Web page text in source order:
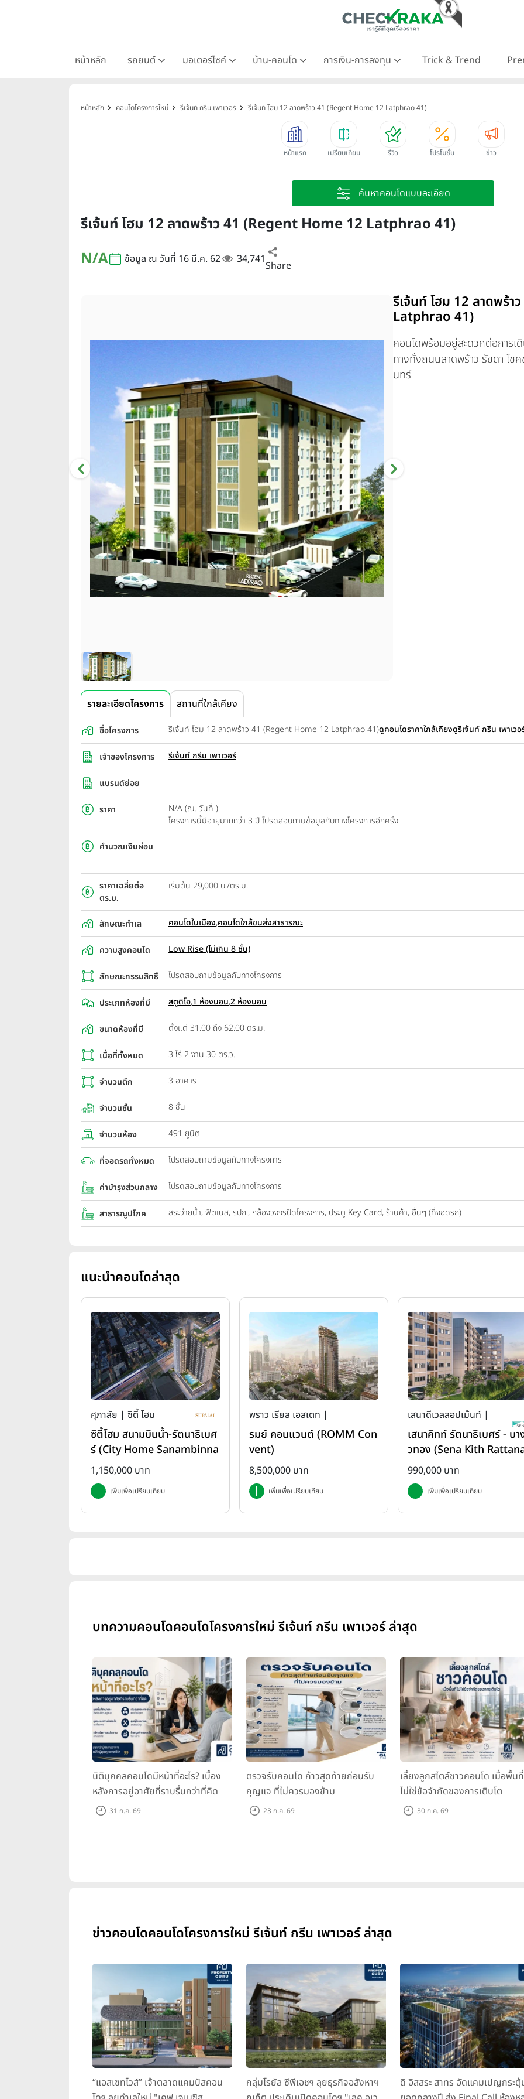
หน้าหลัก รถยนต์ มอเตอร์ไซค์ บ้าน-คอนโด การเงิน-การลงทุน Trick & Trend
หน้าหลัก คอนโดโครงการใหม่ รีเจ้นท์ กรีน เพาเวอร์ รีเจ้นท์ โฮม 12 ลาดพร้าว 41 (Regent Home 12 Latphrao 41)
หน้าแรก เปรียบเทียบ รีวิว โปรโมชั่น ข่าว
ค้นหาคอนโดแบบละเอียด
รีเจ้นท์ โฮม 12 ลาดพร้าว 41 (Regent Home 12 Latphrao 41)
N/A
ข้อมูล ณ วันที่ 16 มี.ค. 62 34,741Share
รีเจ้นท์ โฮม 12 ลาดพร้
Latphrao 41)
คอนโดพร้อมอยู่สะดวกต่อการเ
ทางทั้งถนนลาดพร้าว รัชดา โช
นทร์
รายละเอียดโครงการ สถานที่ใกล้เคียง
ชื่อโครงการ รีเจ้นท์ โฮม 12 ลาดพร้าว 41 (Regent Home 12 Latphrao 41)ดูคอนโดราคาใกล้เคียงดูรีเจ้นท์ กรีน เพาเว
เจ้าของโครงการ รีเจ้นท์ กรีน เพาเวอร์
แบรนด์ย่อย
ราคา
N/A (ณ. วันที่ )
โครงการนี้มีอายุมากกว่า 3 ปี โปรดสอบถามข้อมูลกับทางโครงการอีกครั้ง
คำนวณเงินผ่อน
ราคาเฉลี่ยต่อ
ตร.ม.
เริ่มต้น 29,000 บ./ตร.ม.
ลักษณะทำเล คอนโดในเมือง,คอนโดใกล้ขนส่งสาธารณะ
ความสูงคอนโด Low Rise (ไม่เกิน 8 ชั้น)
ลักษณะกรรมสิทธิ์ โปรดสอบถามข้อมูลกับทางโครงการ
ประเภทห้องที่มี สตูดิโอ,1 ห้องนอน,2 ห้องนอน
ขนาดห้องที่มี ตั้งแต่ 31.00 ถึง 62.00 ตร.ม.
เนื้อที่ทั้งหมด 3 ไร่ 2 งาน 30 ตร.ว.
จำนวนตึก 3 อาคาร
จำนวนชั้น 8 ชั้น
จำนวนห้อง 491 ยูนิต
ที่จอดรถทั้งหมด โปรดสอบถามข้อมูลกับทางโครงการ
ค่าบำรุงส่วนกลาง โปรดสอบถามข้อมูลกับทางโครงการ
สาธารณูปโภค สระว่ายน้ำ, ฟิตเนส, รปภ., กล้องวงจรปิดโครงการ, ประตู Key Card, ร้านค้า, อื่นๆ (ที่จอดรถ)
แนะนำคอนโดล่าสุด
ศุภาลัย | ซิตี้ โฮม
ซิตี้โฮม สนามบินน้ำ-รัตนาธิเบศ
ร์ (City Home Sanambinna
m-Rattanathibet)
1,150,000 บาท
เพิ่มเพื่อเปรียบเทียบ
พราว เรียล เอสเตท |
รมย์ คอนแวนต์ (ROMM Con
vent)
8,500,000 บาท
เพิ่มเพื่อเปรียบเทียบ
เสนาดีเวลลอปเม้นท์ |
เสนา คิทท์
เสนาคิทท์ รัตนาธิเบศร์ - บา
วทอง (Sena Kith
ibet - Bangbuathong)
990,000 บาท
เพิ่มเพื่อเปรียบเทียบ
บทความคอนโดคอนโดโครงการใหม่ รีเจ้นท์ กรีน เพาเวอร์ ล่าสุด
นิติบุคคลคอนโดมีหน้าที่อะไร? เบื้อง
หลังการอยู่อาศัยที่ราบรื่นกว่าที่คิด
31 ก.ค. 69
ตรวจรับคอนโด ก้าวสุดท้ายก่อนรับ
กุญแจ ที่ไม่ควรมองข้าม
23 ก.ค. 69
เลี้ยงลูกสไตล์ชาวคอนโด เมื่อพื้นที่
ไม่ใช่ข้อจำกัดของการเติบโต
30 ก.ค. 69
ข่าวคอนโดคอนโดโครงการใหม่ รีเจ้นท์ กรีน เพาเวอร์ ล่าสุด
“แอสเซทไวส์” เจ้าตลาดแคมปัสคอน
กลุ่มโรยัล ซีพีเอชฯ ลุยธุรกิจอสังหาฯ
ดิ อิสสระ สาทร อัดแคมเปญกระตุ้